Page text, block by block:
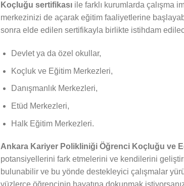
Koçluğu sertifikası ile farklı kurumlarda çalışma
merkezinizi de açarak eğitim faaliyetlerine
sonra elde edilen sertifikayla birlikte istihdam
Devlet ya da özel okullar,
Koçluk ve Eğitim Merkezleri,
Danışmanlık Merkezleri,
Etüd Merkezleri,
Halk Eğitim Merkezleri.
Ankara Kariyer Polikliniği Öğrenci Koçluğu ve
potansiyellerini fark etmelerini ve kendilerini
bulunabilir ve bu yönde destekleyici çalışmalar